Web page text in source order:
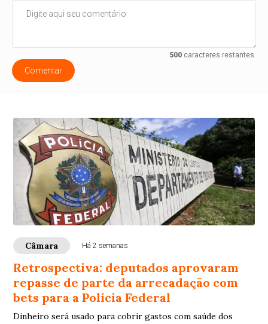
500caracteres restantes.
Comentar
Câmara Há 2 semanas
Retrospectiva: deputados aprovaram
repasse de parte da arrecadação com
bets para a Polícia Federal
Dinheiro será usado para cobrir gastos com saúde dos